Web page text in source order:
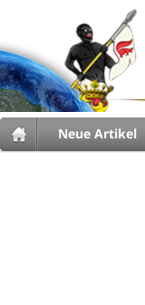
Neue Artikel